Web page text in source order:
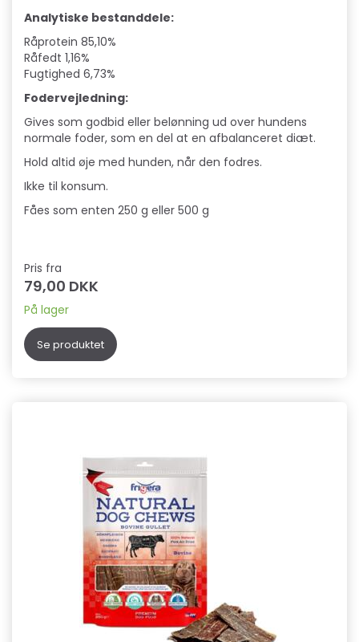
Analytiske bestanddele:
Råprotein 85,10%
Råfedt 1,16%
Fugtighed 6,73%
Fodervejledning:
Gives som godbid eller belønning ud over hundens
normale foder, som en del at en afbalanceret diæt.
Hold altid øje med hunden, når den fodres.
Ikke til konsum.
Fåes som enten 250 g eller 500 g
Pris fra
79,00 DKK
På lager
Se produktet